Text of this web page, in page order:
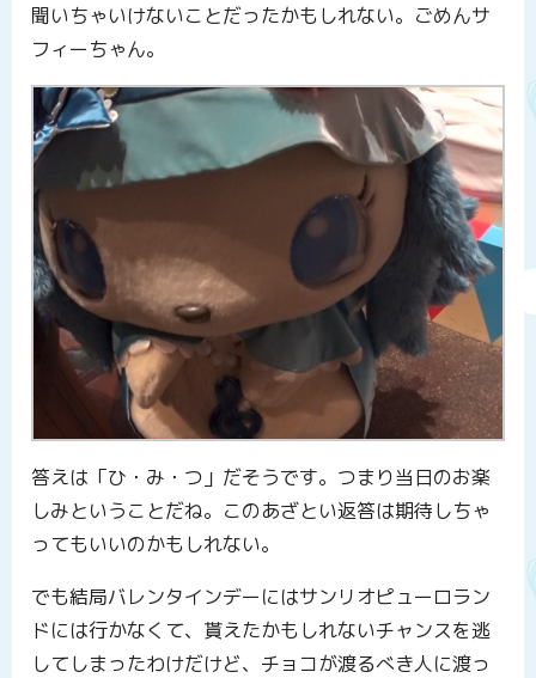
聞いちゃいけないことだったかもしれない。ごめんサ
フィーちゃん。
答えは「ひ・み・つ」だそうです。つまり当日のお楽
しみということだね。このあざとい返答は期待しちゃ
ってもいいのかもしれない。
でも結局バレンタインデーにはサンリオピューロラン
ドには行かなくて、貰えたかもしれないチャンスを逃
してしまったわけだけど、チョコが渡るべき人に渡っ